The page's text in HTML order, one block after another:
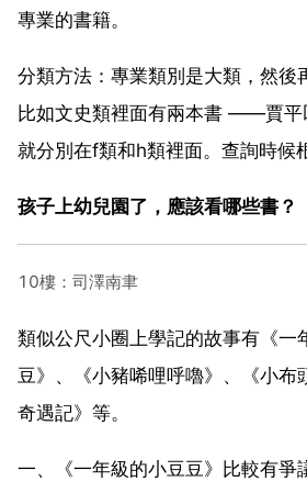
專業的書籍。
分類方法：專業類別是大類，然後
比如文史類裡面有兩本書 ——賈平
就分別在f類和h類裡面。查詢時候
孩子上幼兒園了，應該看哪些書？
10樓：司澤南聿
類似公尺小圈上學記的故事有《一
豆》、《小豬唏哩呼嚕》、《小布
奇遇記》等。
一、《一年級的小豆豆》比較有爭